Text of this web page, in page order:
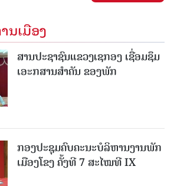
ນເມືອງ
ສານປະຊາຊົນແຂວງເຊກອງ ເຊື່ອມຊຶມ
ເອະກສານສໍາຄັນ ຂອງພັກ
ກອງປະຊຸມຄົບຄະນະບໍລິຫານງານພັກ
ເມືອງໂຂງ ຄັ້ງທີ 7 ສະໄໝທີ IX